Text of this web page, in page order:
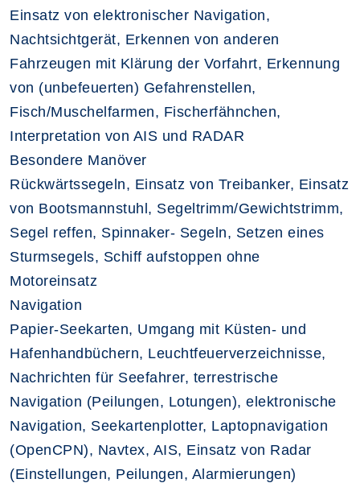
Einsatz von elektronischer Navigation,
Nachtsichtgerät, Erkennen von anderen
Fahrzeugen mit Klärung der Vorfahrt, Erkennung
von (unbefeuerten) Gefahrenstellen,
Fisch/Muschelfarmen, Fischerfähnchen,
Interpretation von AIS und RADAR
Besondere Manöver
Rückwärtssegeln, Einsatz von Treibanker, Einsatz
von Bootsmannstuhl, Segeltrimm/Gewichtstrimm,
Segel reffen, Spinnaker- Segeln, Setzen eines
Sturmsegels, Schiff aufstoppen ohne
Motoreinsatz
Navigation
Papier-Seekarten, Umgang mit Küsten- und
Hafenhandbüchern, Leuchtfeuerverzeichnisse,
Nachrichten für Seefahrer, terrestrische
Navigation (Peilungen, Lotungen), elektronische
Navigation, Seekartenplotter, Laptopnavigation
(OpenCPN), Navtex, AIS, Einsatz von Radar
(Einstellungen, Peilungen, Alarmierungen)